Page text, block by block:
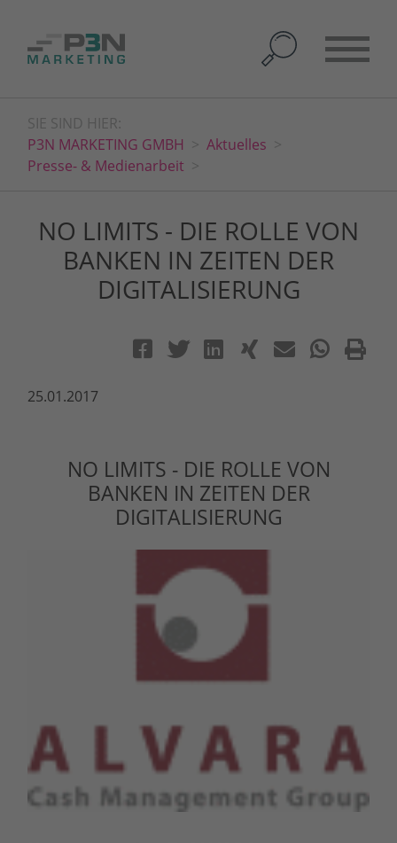
SIE SIND HIER:
P3N MARKETING GMBH
Aktuelles
Presse- & Medienarbeit
NO LIMITS - DIE ROLLE VON
BANKEN IN ZEITEN DER
DIGITALISIERUNG
25.01.2017
NO LIMITS - DIE ROLLE VON
BANKEN IN ZEITEN DER
DIGITALISIERUNG